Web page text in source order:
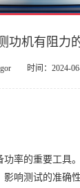
功机有阻力
时间：2024-
率的重要工具
响测试的准确